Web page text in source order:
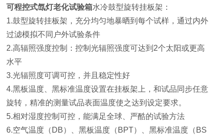
可程控式氙灯老化试验箱水冷鼓型旋转挂板架：
1.鼓型旋转挂板架，充分均匀地暴晒到每个试样，通过内外
过滤模拟不同户外试验条件
2.高辐照强度控制：控制光辐照强度可达到2个太阳或更高
水平
3.光辐照度可调可控，并且稳定性好
4.黑板温度、黑标准温度设置在挂板架上，和试品同步任意
旋转，精准的测量试品表面温度使之达到设定要求。
5.相对湿度控制可控，能满足全球、严酷的试验方法
6.空气温度（DB）、黑板温度（BPT）、黑标准温度（BS